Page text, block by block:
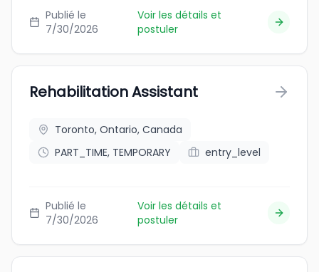
Publié le
7/30/2026
Voir les détails et
postuler
Rehabilitation Assistant
Toronto, Ontario, Canada
PART_TIME, TEMPORARY
entry_level
Publié le
7/30/2026
Voir les détails et
postuler